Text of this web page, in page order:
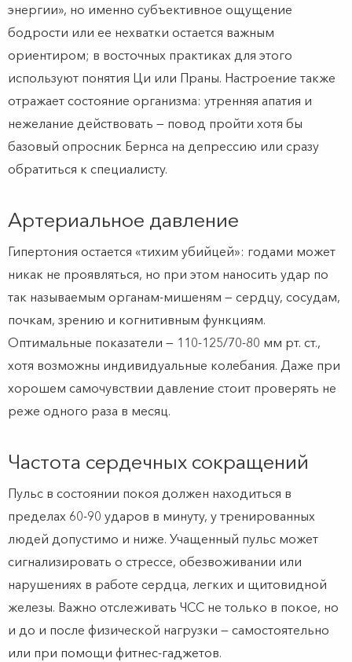
энергии», но именно субъективное ощущение
бодрости или ее нехватки остается важным
ориентиром; в восточных практиках для этого
используют понятия Ци или Праны. Настроение также
отражает состояние организма: утренняя апатия и
нежелание действовать — повод пройти хотя бы
базовый опросник Бернса на депрессию или сразу
обратиться к специалисту.
Артериальное давление
Гипертония остается «тихим убийцей»: годами может
никак не проявляться, но при этом наносить удар по
так называемым органам-мишеням — сердцу, сосудам,
почкам, зрению и когнитивным функциям.
Оптимальные показатели — 110-125/70-80 мм рт. ст.,
хотя возможны индивидуальные колебания. Даже при
хорошем самочувствии давление стоит проверять не
реже одного раза в месяц.
Частота сердечных сокращений
Пульс в состоянии покоя должен находиться в
пределах 60-90 ударов в минуту, у тренированных
людей допустимо и ниже. Учащенный пульс может
сигнализировать о стрессе, обезвоживании или
нарушениях в работе сердца, легких и щитовидной
железы. Важно отслеживать ЧСС не только в покое, но
и до и после физической нагрузки — самостоятельно
или при помощи фитнес-гаджетов.